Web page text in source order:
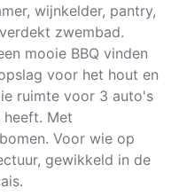
wijnkelder, pantry,
zwembad.
mooie BBQ vinden
voor het hout en
ruimte voor 3 auto's
heeft. Met
Voor wie op
gewikkeld in de